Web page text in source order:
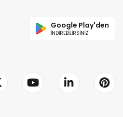
Google Play'den
İNDİREBİLİRSİNİZ